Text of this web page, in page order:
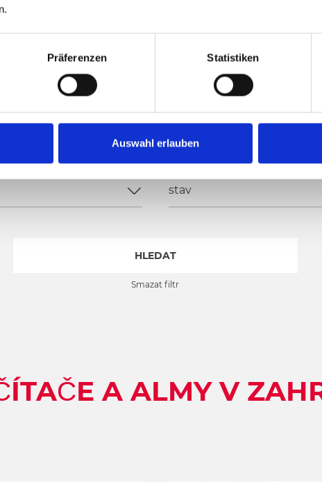
Präferenzen Statistiken
Auswahl erlauben
stav
HLEDAT
Smazat filtr
A ALMY V